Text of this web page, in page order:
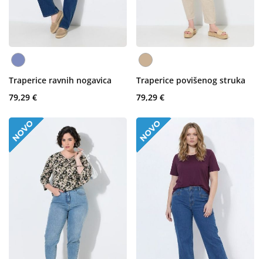
Traperice ravnih nogavica
79,29 €
Traperice povišenog struka
79,29 €